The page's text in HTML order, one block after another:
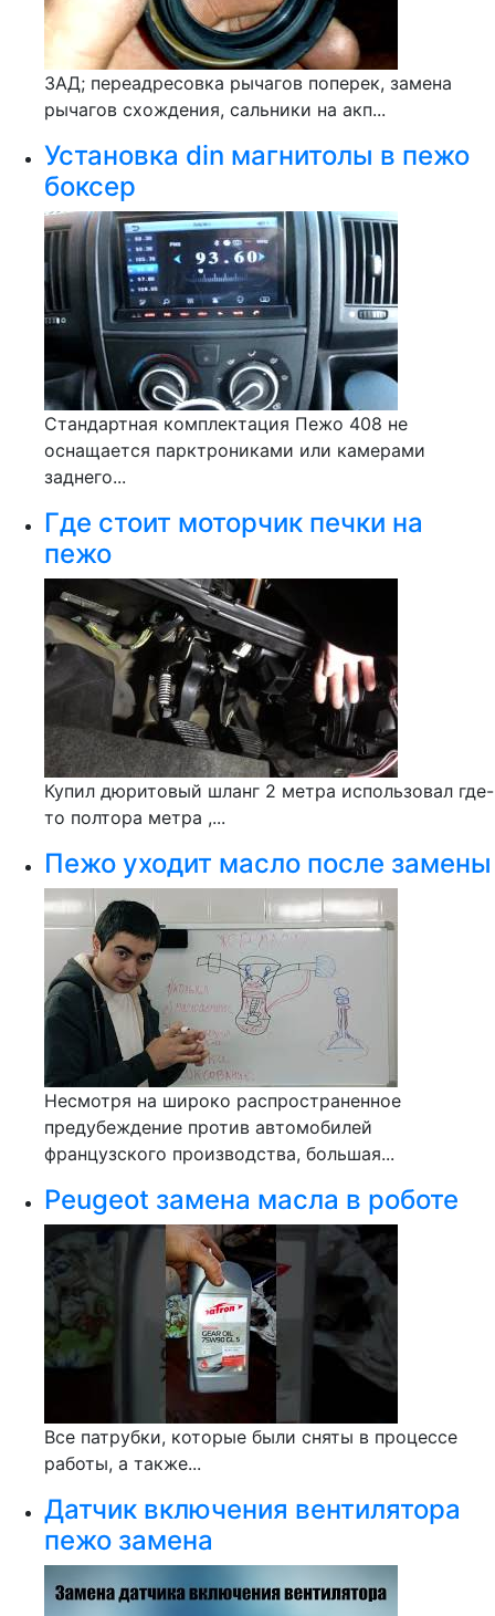
ЗАД; переадресовка рычагов поперек, замена
рычагов схождения, сальники на акп...
Установка din магнитолы в пежо
боксер
Стандартная комплектация Пежо 408 не
оснащается парктрониками или камерами
заднего...
Где стоит моторчик печки на
пежо
Купил дюритовый шланг 2 метра использовал где-
то полтора метра ,...
Пежо уходит масло после замены
Несмотря на широко распространенное
предубеждение против автомобилей
французского производства, большая...
Peugeot замена масла в роботе
Все патрубки, которые были сняты в процессе
работы, а также...
Датчик включения вентилятора
пежо замена